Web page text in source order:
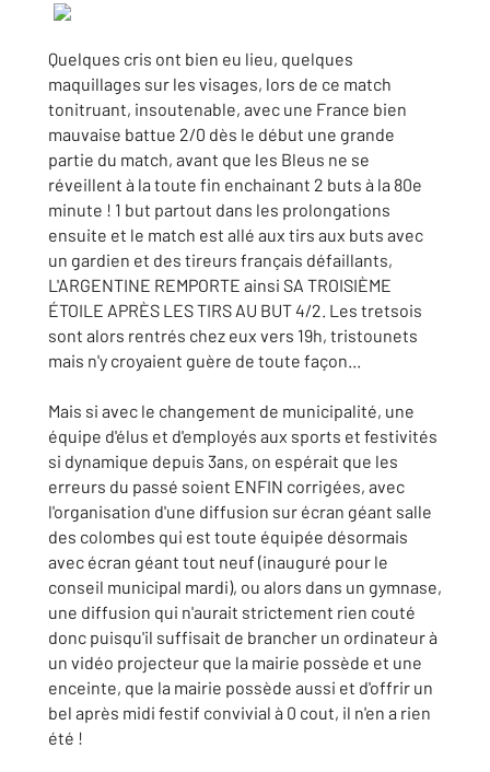
Quelques cris ont bien eu lieu, quelques
maquillages sur les visages, lors de ce match
tonitruant, insoutenable, avec une France bien
mauvaise battue 2/0 dès le début une grande
partie du match, avant que les Bleus ne se
réveillent à la toute fin enchainant 2 buts à la 80e
minute ! 1 but partout dans les prolongations
ensuite et le match est allé aux tirs aux buts avec
un gardien et des tireurs français défaillants,
L'ARGENTINE REMPORTE ainsi SA TROISIÈME
ÉTOILE APRÈS LES TIRS AU BUT 4/2. Les tretsois
sont alors rentrés chez eux vers 19h, tristounets
mais n'y croyaient guère de toute façon...
Mais si avec le changement de municipalité, une
équipe d'élus et d'employés aux sports et festivités
si dynamique depuis 3ans, on espérait que les
erreurs du passé soient ENFIN corrigées, avec
l'organisation d'une diffusion sur écran géant salle
des colombes qui est toute équipée désormais
avec écran géant tout neuf (inauguré pour le
conseil municipal mardi), ou alors dans un gymnase,
une diffusion qui n'aurait strictement rien couté
donc puisqu'il suffisait de brancher un ordinateur à
un vidéo projecteur que la mairie possède et une
enceinte, que la mairie possède aussi et d'offrir un
bel après midi festif convivial à 0 cout, il n'en a rien
été !